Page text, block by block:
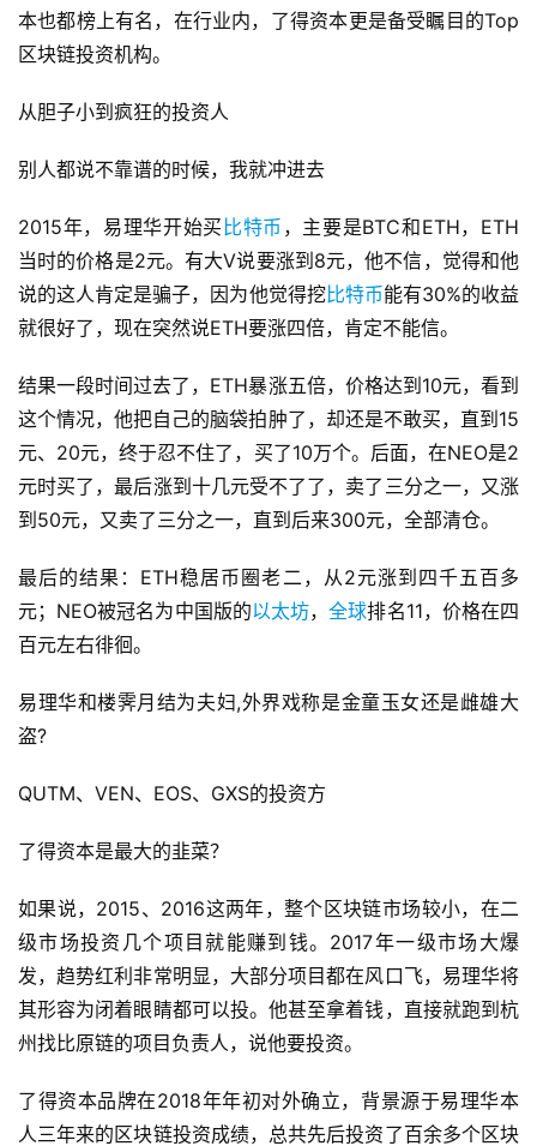
本也都榜上有名，在行业内，了得资本更是备受瞩目的Top
区块链投资机构。
从胆子小到疯狂的投资人
别人都说不靠谱的时候，我就冲进去
2015年，易理华开始买 比特币 ，主要是BTC和ETH，ETH
当时的价格是2元。有大V说要涨到8元，他不信，觉得和他
说的这人肯定是骗子，因为他觉得挖比特币能有30%的收益
就很好了，现在突然说ETH要涨四倍，肯定不能信。
结果一段时间过去了，ETH暴涨五倍，价格达到10元，看到
这个情况，他把自己的脑袋拍肿了，却还是不敢买，直到15
元、20元，终于忍不住了，买了10万个。后面，在NEO是2
元时买了，最后涨到十几元受不了了，卖了三分之一，又涨
到50元，又卖了三分之一，直到后来300元，全部清仓。
最后的结果：ETH稳居币圈老二，从2元涨到四千五百多
元；NEO被冠名为中国版的以太坊，全球排名11，价格在四
百元左右徘徊。
易理华和楼霁月结为夫妇,外界戏称是金童玉女还是雌雄大
盗?
QUTM、VEN、EOS、GXS的投资方
了得资本是最大的韭菜？
如果说，2015、2016这两年，整个区块链市场较小，在二
级市场投资几个项目就能赚到钱。2017年一级市场大爆
发，趋势红利非常明显，大部分项目都在风口飞，易理华将
其形容为闭着眼睛都可以投。他甚至拿着钱，直接就跑到杭
州找比原链的项目负责人，说他要投资。
了得资本品牌在2018年年初对外确立，背景源于易理华本
人三年来的区块链投资成绩，总共先后投资了百余多个区块